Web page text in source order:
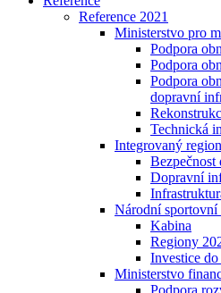
Reference 2021
Ministerstvo pro
Podpora
Podpora
Podpora
dopravní
Technická
Integrovaný
Bezpečnost
Dopravní
Národní sportovní
Kabina
Regiony
Investice
Ministerstvo
Podpora